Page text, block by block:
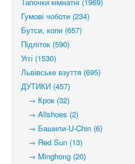
Гумові чоботи (234)
Бутси, копи (657)
Підліток (590)
Уггі (1530)
Львівське взуття (695)
ДУТИКИ (457)
→ Крок (32)
→ Allshoes (2)
→ Башили-U-Chin (6)
→ Red Sun (13)
→ Minghong (20)